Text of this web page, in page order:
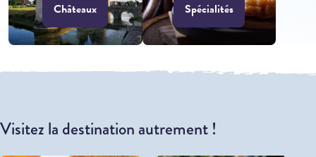
Châteaux Spécialités
Visitez la destination autrement !